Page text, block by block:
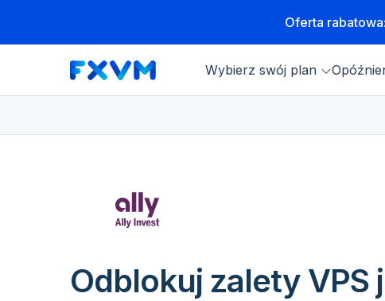
Oferta
Wybierz swój plan
Odblokuj zalety VPS